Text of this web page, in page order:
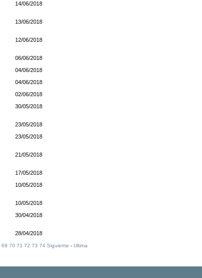
14/06/2018
13/06/2018
12/06/2018
06/06/2018
04/06/2018
04/06/2018
02/06/2018
30/05/2018
23/05/2018
23/05/2018
21/05/2018
17/05/2018
10/05/2018
10/05/2018
30/04/2018
28/04/2018
69 70 71 72 73 74 Siguiente - Ultima